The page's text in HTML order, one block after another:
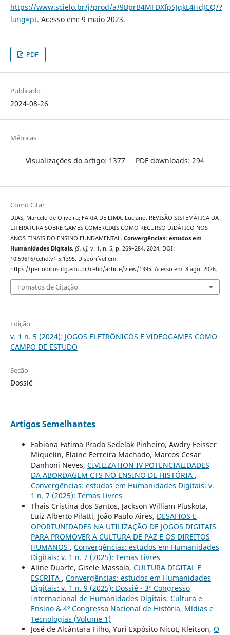
https://www.scielo.br/j/prod/a/9BprB4MFDXfpSJqkL4HdJCQ/?
lang=pt. Acesso em: 9 maio 2023.
PDF
Publicado
2024-08-26
Métricas
Visualizações do artigo: 1377 PDF downloads: 294
Como Citar
DIAS, Marcelo de Oliveira; FARIA DE LIMA, Luciano. REVISÃO SISTEMÁTICA DA
LITERATURA SOBRE GAMES COMERCIAIS COMO RECURSO DIDÁTICO NOS
ANOS FINAIS DO ENSINO FUNDAMENTAL. Convergências: estudos em
Humanidades Digitais, [S. l.], v. 1, n. 5, p. 269–284, 2024. DOI:
10.59616/cehd.v1i5.1395. Disponível em:
https://periodicos.ifg.edu.br/cehd/article/view/1395. Acesso em: 8 ago. 2026.
Fomatos de Citação
Edição
v. 1 n. 5 (2024): JOGOS ELETRÔNICOS E VIDEOGAMES COMO
CAMPO DE ESTUDO
Seção
Dossiê
Artigos Semelhantes
Fabiana Fatima Prado Sedelak Pinheiro, Awdry Feisser
Miquelin, Elaine Ferreira Machado, Marcos Cesar
Danhoni Neves, CIVILIZATION IV POTENCIALIDADES
DA ABORDAGEM CTS NO ENSINO DE HISTÓRIA ,
Convergências: estudos em Humanidades Digitais: v.
1 n. 7 (2025): Temas Livres
Thais Cristina dos Santos, Jackson William Pluskota,
Luiz Alberto Pilatti, João Paulo Aires, DESAFIOS E
OPORTUNIDADES NA UTILIZAÇÃO DE JOGOS DIGITAIS
PARA PROMOVER A CULTURA DE PAZ E OS DIREITOS
HUMANOS , Convergências: estudos em Humanidades
Digitais: v. 1 n. 7 (2025): Temas Livres
Aline Duarte, Gisele Massola, CULTURA DIGITAL E
ESCRITA , Convergências: estudos em Humanidades
Digitais: v. 1 n. 9 (2025): Dossiê - 3º Congresso
Internacional de Humanidades Digitais, Cultura e
Ensino & 4º Congresso Nacional de História, Mídias e
Tecnologias (Volume 1)
José de Alcântara Filho, Yuri Expósito Nicot, Kleitson, O